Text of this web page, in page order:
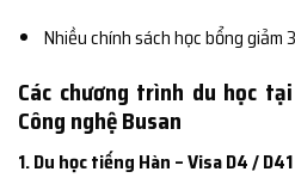
Nhiều chính sách học bổng giảm
Các chương trình du học
Công nghệ Busan
1. Du học tiếng Hàn – Visa D4 / D41